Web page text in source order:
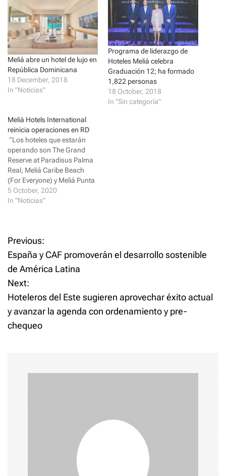
e
o
n
T
w
t
t
e
r
(
O
p
i
n
n
e
w
w
n
d
o
w
)
e
o
n
F
a
c
e
b
o
o
k
(
s
i
n
n
e
w
i
n
d
o
w
)
Meliá abre un hotel de lujo en
República Dominicana
18 December, 2018
In "Noticias"
Programa de liderazgo de
Hoteles Meliá celebra
Graduación 12; ha formado
1,822 personas
18 October, 2018
In "Sin categoría"
Meliá Hotels International
reinicia operaciones en RD
“Los hoteles que estarán
operando son The Grand
Reserve at Paradisus Palma
Real, Meliá Caribe Beach
(For Everyone) y Meliá Punta
Cana Beach (Solo Adultos)
con ofertas de hasta un 30%
sus operaciones debido al…
5 October, 2020
In "Noticias"
P
o
s
t
n
a
v
i
g
a
t
Previous:
España y CAF promoverán el desarrollo sostenible
de América Latina
Next:
Hoteleros del Este sugieren aprovechar éxito actual
y avanzar la agenda con ordenamiento y pre-
chequeo